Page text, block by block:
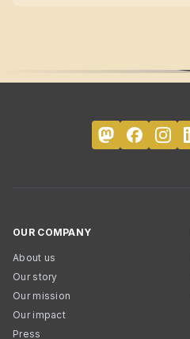
OUR COMPANY
About us
Our story
Our mission
Our impact
Press